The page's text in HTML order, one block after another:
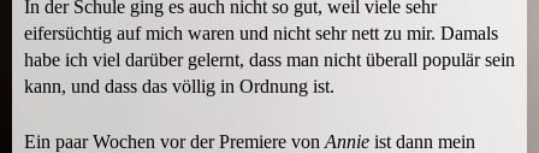
In der Schule ging es auch nicht so gut, weil viele sehr
eifersüchtig auf mich waren und nicht sehr nett zu mir. Damals
habe ich viel darüber gelernt, dass man nicht überall populär sein
kann, und dass das völlig in Ordnung ist.
Ein paar Wochen vor der Premiere von Annie ist dann mein